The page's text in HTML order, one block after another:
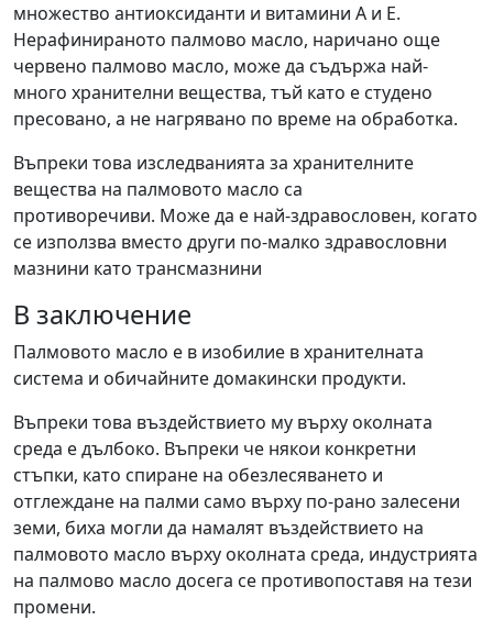
множество антиоксиданти и витамини А и Е.
Нерафинираното палмово масло, наричано още
червено палмово масло, може да съдържа най-
много хранителни вещества, тъй като е студено
пресовано, а не нагрявано по време на обработка.
Въпреки това изследванията за хранителните
вещества на палмовото масло са
противоречиви. Може да е най-здравословен, когато
се използва вместо други по-малко здравословни
мазнини като трансмазнини
В заключение
Палмовото масло е в изобилие в хранителната
система и обичайните домакински продукти.
Въпреки това въздействието му върху околната
среда е дълбоко. Въпреки че някои конкретни
стъпки, като спиране на обезлесяването и
отглеждане на палми само върху по-рано залесени
земи, биха могли да намалят въздействието на
палмовото масло върху околната среда, индустрията
на палмово масло досега се противопоставя на тези
промени.